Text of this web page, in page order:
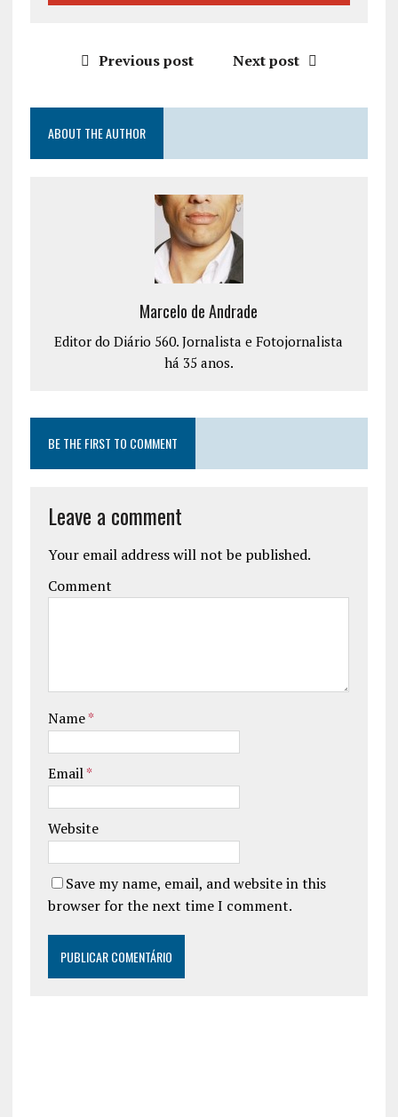
Previous post Next post
ABOUT THE AUTHOR
Marcelo de Andrade
Editor do Diário 560. Jornalista e Fotojornalista
há 35 anos.
BE THE FIRST TO COMMENT
Leave a comment
Your email address will not be published.
Comment
Name*
Email*
Website
Save my name, email, and website in this
browser for the next time I comment.